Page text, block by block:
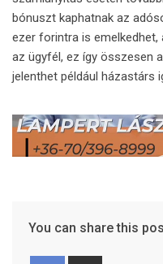
bónuszt kaphatnak az
ezer forintra is emelkedhet,
az ügyfél, ez így összesen
jelenthet például házastárs
You can share this